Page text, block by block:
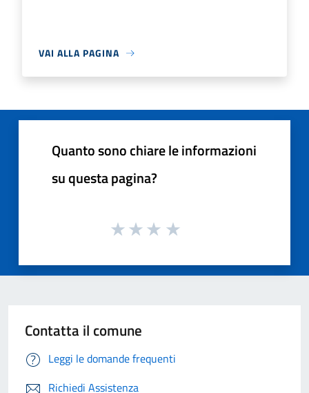
VAI ALLA PAGINA
Quanto sono chiare le informazioni
su questa pagina?
Contatta il comune
Leggi le domande frequenti
Richiedi Assistenza